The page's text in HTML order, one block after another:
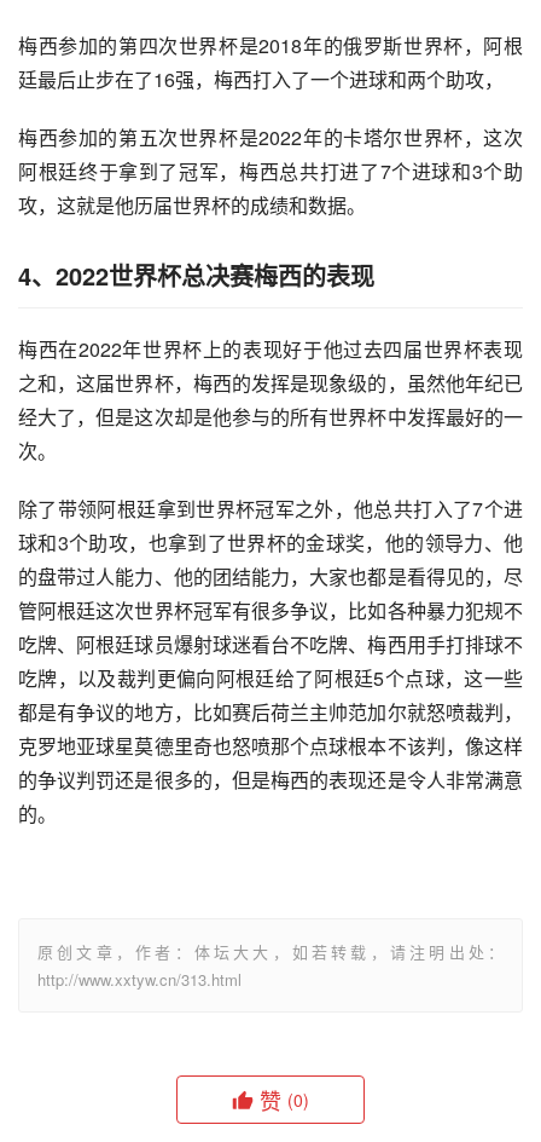
梅西参加的第四次世界杯是2018年的俄罗斯世界杯，阿根
廷最后止步在了16强，梅西打入了一个进球和两个助攻，
梅西参加的第五次世界杯是2022年的卡塔尔世界杯，这次
阿根廷终于拿到了冠军，梅西总共打进了7个进球和3个助
攻，这就是他历届世界杯的成绩和数据。
4、2022世界杯总决赛梅西的表现
梅西在2022年世界杯上的表现好于他过去四届世界杯表现
之和，这届世界杯，梅西的发挥是现象级的，虽然他年纪已
经大了，但是这次却是他参与的所有世界杯中发挥最好的一
次。
除了带领阿根廷拿到世界杯冠军之外，他总共打入了7个进
球和3个助攻，也拿到了世界杯的金球奖，他的领导力、他
的盘带过人能力、他的团结能力，大家也都是看得见的，尽
管阿根廷这次世界杯冠军有很多争议，比如各种暴力犯规不
吃牌、阿根廷球员爆射球迷看台不吃牌、梅西用手打排球不
吃牌，以及裁判更偏向阿根廷给了阿根廷5个点球，这一些
都是有争议的地方，比如赛后荷兰主帅范加尔就怒喷裁判，
克罗地亚球星莫德里奇也怒喷那个点球根本不该判，像这样
的争议判罚还是很多的，但是梅西的表现还是令人非常满意
的。
原创文章，作者：体坛大大，如若转载，请注明出处：
http://www.xxtyw.cn/313.html
赞 (0)